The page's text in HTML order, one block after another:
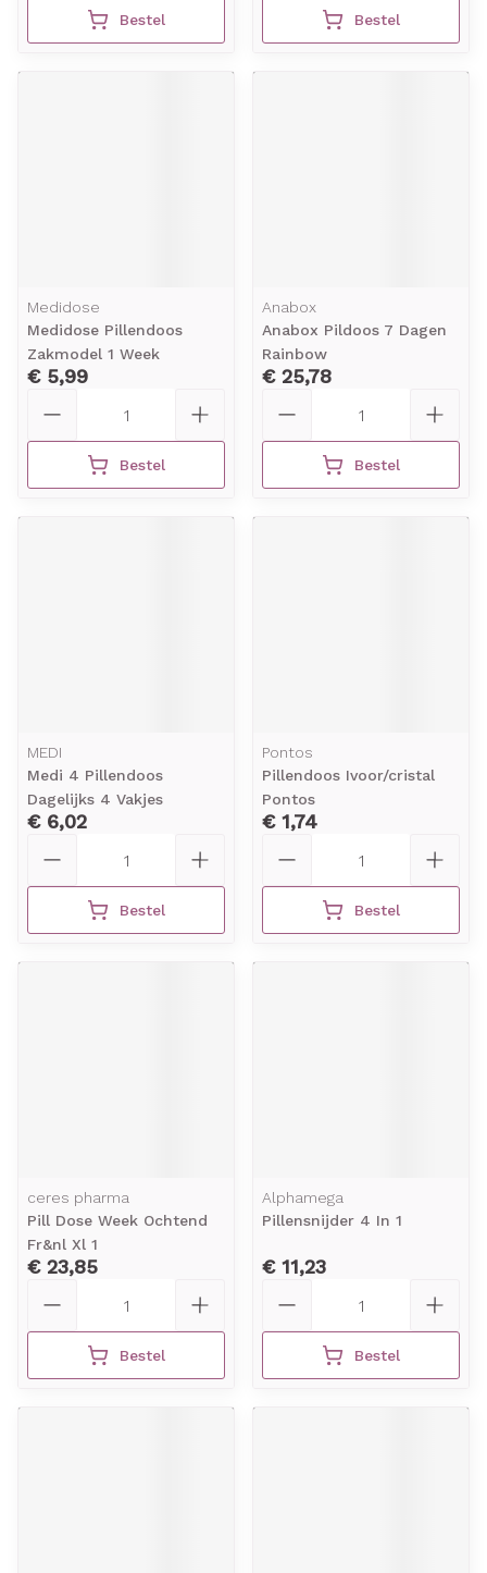
Bestel Bestel
Medidose
Medidose Pillendoos
Zakmodel 1 Week
€ 5,99
Bestel
Anabox
Anabox Pildoos 7 Dagen
Rainbow
€ 25,78
Bestel
MEDI
Medi 4 Pillendoos
Dagelijks 4 Vakjes
€ 6,02
Bestel
Pontos
Pillendoos Ivoor/cristal
Pontos
€ 1,74
Bestel
ceres pharma
Pill Dose Week Ochtend
Fr&nl Xl 1
€ 23,85
Bestel
Alphamega
Pillensnijder 4 In 1
€ 11,23
Bestel